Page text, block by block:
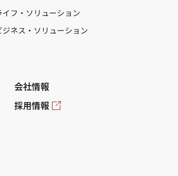
イフ・ソリューション
ジネス・ソリューション
会社情報
採用情報